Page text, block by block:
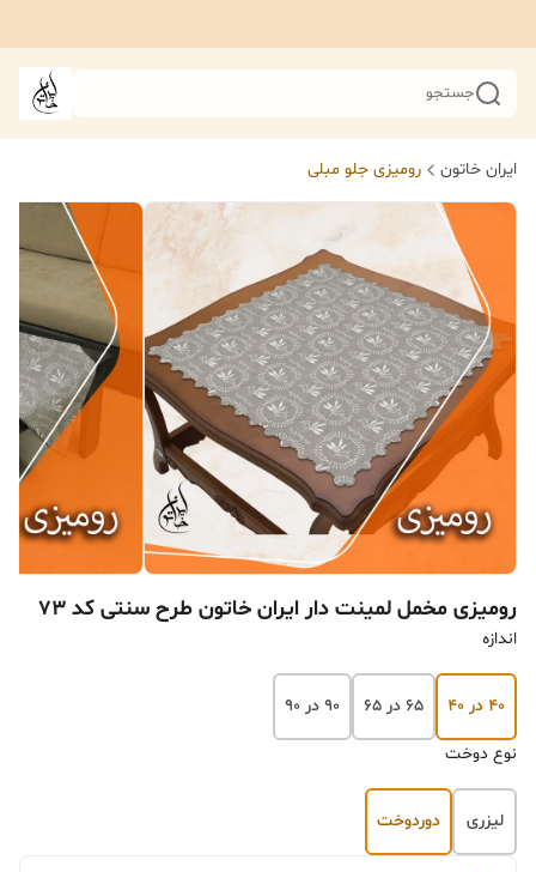
جستجو
ایران خاتون رومیزی جلو مبلی
رومیزی مخمل لمینت دار ایران خاتون طرح سنتی کد 73
اندازه
۴۰ در ۴۰ ۶۵ در ۶۵ ۹۰ در ۹۰
نوع دوخت
لیزری دوردوخت